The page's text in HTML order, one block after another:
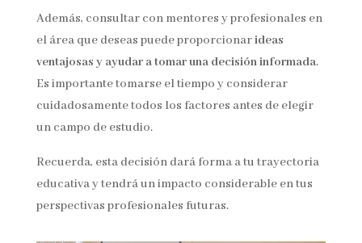
Además, consultar con mentores y profesionales en
el área que deseas puede proporcionarideas
ventajosas y ayudar a tomar una decisión informada.
Es importante tomarse el tiempo y considerar
cuidadosamente todos los factores antes de elegir
un campo de estudio.
Recuerda, esta decisión dará forma a tu trayectoria
educativa y tendrá un impacto considerable en tus
perspectivas profesionales futuras.